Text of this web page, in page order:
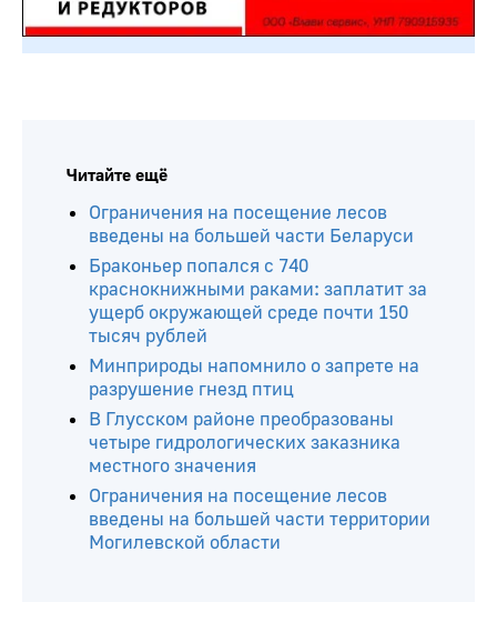
Читайте ещё
Ограничения на посещение лесов
введены на большей части Беларуси
Браконьер попался с 740
краснокнижными раками: заплатит за
ущерб окружающей среде почти 150
тысяч рублей
Минприроды напомнило о запрете на
разрушение гнезд птиц
В Глусском районе преобразованы
четыре гидрологических заказника
местного значения
Ограничения на посещение лесов
введены на большей части территории
Могилевской области